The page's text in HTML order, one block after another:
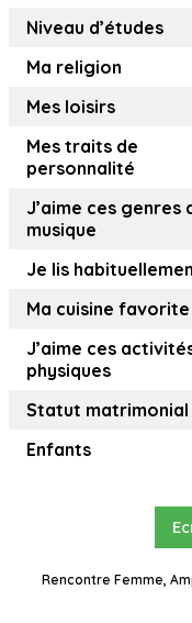
Niveau d’études
Ma religion
Mes loisirs
Mes traits de
personnalité
J’aime ces genres
musique
Je lis
Ma cuisine favorite
J’aime ces
physiques
Statut matrimonial
Enfants
Rencontre Femme,